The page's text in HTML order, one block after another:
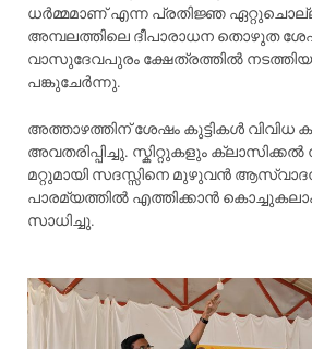
ധർമ്മമാണ് എന്ന പ്രതിജ്ഞ
അമ്പലത്തിലെ ദീപാരാധന തൊഴുത
വാസുദേവപുരം ക്ഷേത്രത്തിൽ നടത്തിയ
പങ്കുചേർന്നു.
അത്താഴത്തിന് ശേഷം കുട്ടികൾ വിവിധ
അവതരിപ്പിച്ചു. സ്കിറ്റുകളും
മറ്റുമായി സദസ്സിനെ മുഴുവൻ
പാരമ്യത്തിൽ എത്തിക്കാൻ
സാധിച്ചു.